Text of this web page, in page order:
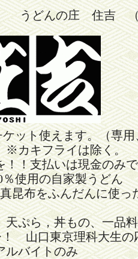
うどんの庄 住吉
ト使えます。（専用
※カキフライは除く。
！！支払いは現金のみ
％使用の自家製うどん
昆布をふんだんに使っ
ぷら，丼もの、一品
山口東京理科大生の
ルバイトのみ